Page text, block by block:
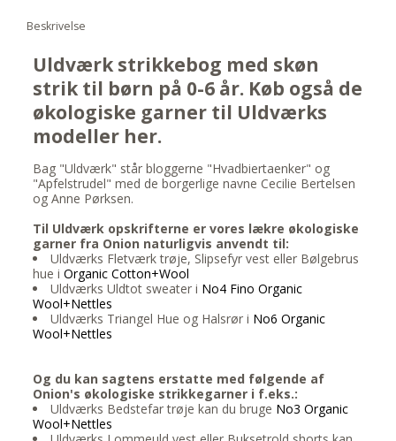
Beskrivelse
Uldværk strikkebog med skøn
strik til børn på 0-6 år. Køb også de
økologiske garner til Uldværks
modeller her.
Bag "Uldværk" står bloggerne "Hvadbiertaenker" og
"Apfelstrudel" med de borgerlige navne Cecilie Bertelsen
og Anne Pørksen.
Til Uldværk opskrifterne er vores lækre økologiske
garner fra Onion naturligvis anvendt til:
Uldværks Fletværk trøje, Slipsefyr vest eller Bølgebrus
hue iOrganic Cotton+Wool
Uldværks Uldtot sweater i No4 Fino Organic
Wool+Nettles
Uldværks Triangel Hue og Halsrør i No6 Organic
Wool+Nettles
Og du kan sagtens erstatte med følgende af
Onion's økologiske strikkegarner i f.eks.:
Uldværks Bedstefar trøje kan du bruge No3 Organic
Wool+Nettles